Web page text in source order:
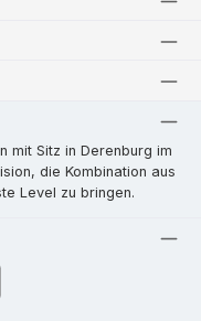
mit Sitz in Derenburg im
die Kombination aus
Level zu bringen.